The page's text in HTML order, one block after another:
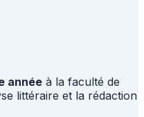
année à la faculté de
littéraire et la rédaction